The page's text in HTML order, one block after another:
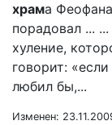
храма
порадовал ...
хуление,
говорит:
любил бы,...
Изменен: